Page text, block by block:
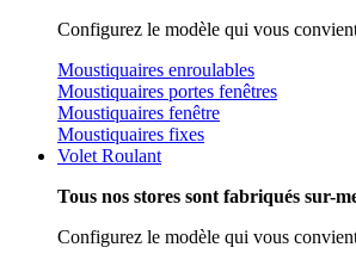
Configurez le modèle qui vous
Moustiquaires enroulables
Moustiquaires portes fenêtres
Moustiquaires fenêtre
Moustiquaires fixes
Volet Roulant
Tous nos stores sont fabriqués sur-
Configurez le modèle qui vous